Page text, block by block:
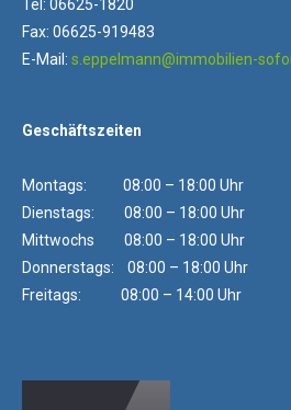
Tel: 06625-1820
Fax: 06625-919483
E-Mail: s.eppelmann@immobilien-
Geschäftszeiten
Montags: 08:00 – 18:00 Uhr
Dienstags: 08:00 – 18:00 Uhr
Mittwochs 08:00 – 18:00 Uhr
Donnerstags: 08:00 – 18:00 Uhr
Freitags: 08:00 – 14:00 Uhr